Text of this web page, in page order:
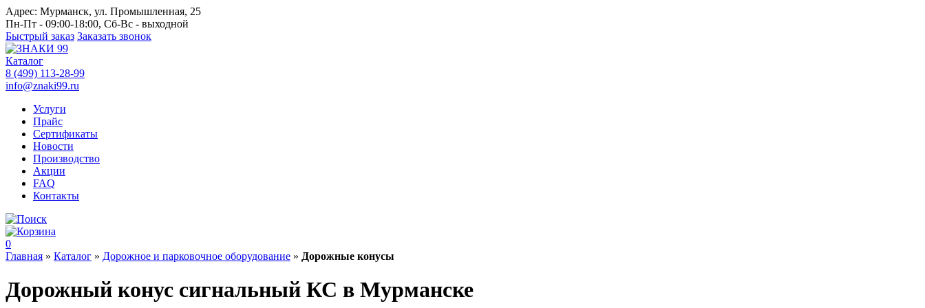
Адрес: Мурманск, ул. Промышленная, 25
Пн-Пт - 09:00-18:00, Сб-Вс - выходной
Быстрый заказ Заказать звонок
Каталог
8 (499) 113-28-99
info@znaki99.ru
Услуги
Прайс
Сертификаты
Новости
Производство
Акции
FAQ
Контакты
0
Главная » Каталог » Дорожное и парковочное оборудование » Дорожные конусы
Дорожный конус сигнальный КС в Мурманске